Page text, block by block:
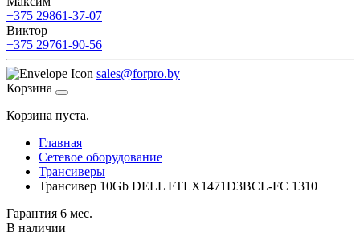
+375 29861-37-07
Виктор
+375 29761-90-56
sales@forpro.by
Корзина
Корзина пуста.
Главная
Сетевое оборудование
Трансиверы
Трансивер 10Gb DELL FTLX1471D3BCL-FC 1310
Гарантия 6 мес.
В наличии